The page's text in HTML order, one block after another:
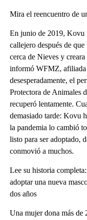
Mira el reencuentro de
En junio de 2019, Kovu
callejero después de
cerca de Nieves y
informó WFMZ, afiliada
desesperadamente, el
Protectora de Animales
recuperó lentamente.
demasiado tarde: Kovu
la pandemia lo cambió
listo para ser adoptado,
conmovió a muchos.
Lee su historia
adoptar una nueva
dos años
Una mujer dona más